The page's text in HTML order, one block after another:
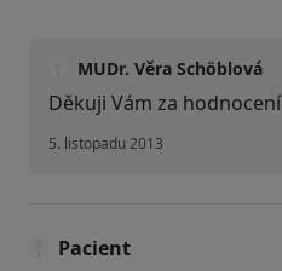
MUDr. Věra Schöblová
Děkuji Vám za hodnocení
5. listopadu 2013
Pacient